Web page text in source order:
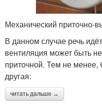
Механический приточно-
В данном случае речь
вентиляция может быть
приточной. Тем не менее,
другая:
читать дальше →